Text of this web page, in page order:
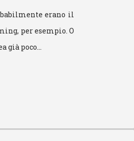
erano il
per esempio. O
già poco…